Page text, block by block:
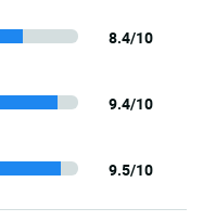
8.4/10
9.4/10
9.5/10